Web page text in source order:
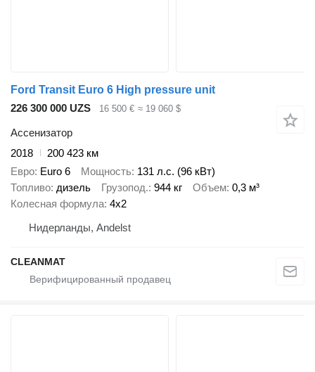
Ford Transit Euro 6 High pressure unit
226 300 000 UZS
16 500 € ≈ 19 060 $
Ассенизатор
2018
200 423 км
Евро Euro 6 Мощность 131 л.с. (96 кВт)
Топливо дизель Грузопод. 944 кг Объем 0,3 м³
Колесная формула 4x2
Нидерланды, Andelst
CLEANMAT